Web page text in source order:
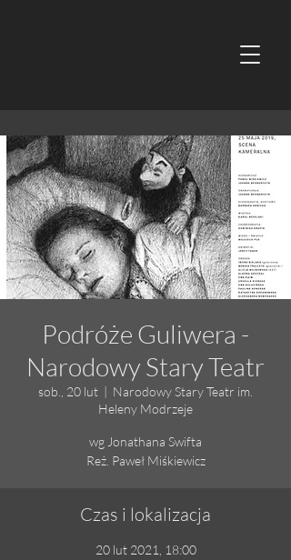
Podróże Guliwera -
Narodowy Stary Teatr
sob., 20 lut
  |
Narodowy Stary Teatr im.
Heleny Modrzeje
wg Jonathana Swifta
Reż. Paweł Miśkiewicz
Czas i lokalizacja
20 lut 2021, 18:00